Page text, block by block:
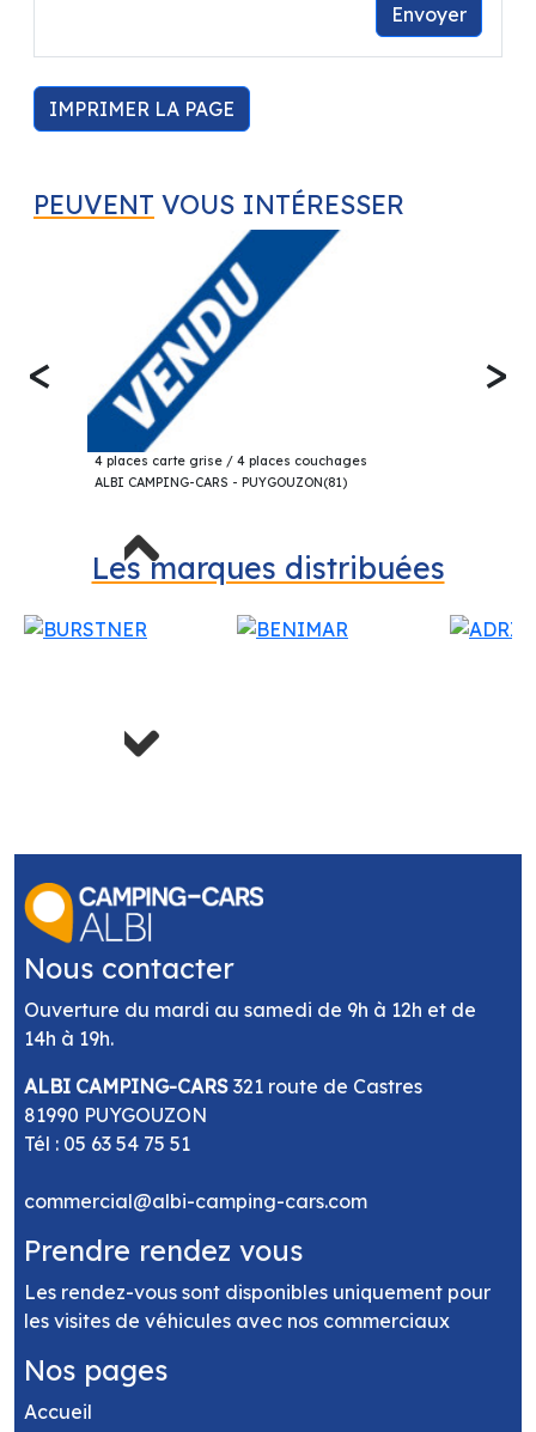
Envoyer
IMPRIMER LA PAGE
PEUVENT VOUS INTÉRESSER
<
DREAMER D 55 UP FOURGON 2025
4 places carte grise / 4 places couchages
ALBI CAMPING-CARS - PUYGOUZON(81)
>
Les marques distribuées
Previous
Nous contacter
Ouverture du mardi au samedi de 9h à 12h et de
14h à 19h.
ALBI CAMPING-CARS 321 route de Castres
81990 PUYGOUZON
Tél : 05 63 54 75 51
commercial@albi-camping-cars.com
Prendre rendez vous
Les rendez-vous sont disponibles uniquement pour
les visites de véhicules avec nos commerciaux
Nos pages
Accueil